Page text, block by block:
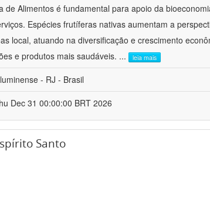
de Alimentos é fundamental para apoio da
Espécies frutíferas nativas aumentam a
local, atuando na diversificação e crescimento
e produtos mais saudáveis. ... leia mais
- RJ - Brasil
Dec 31 00:00:00 BRT 2026
Santo